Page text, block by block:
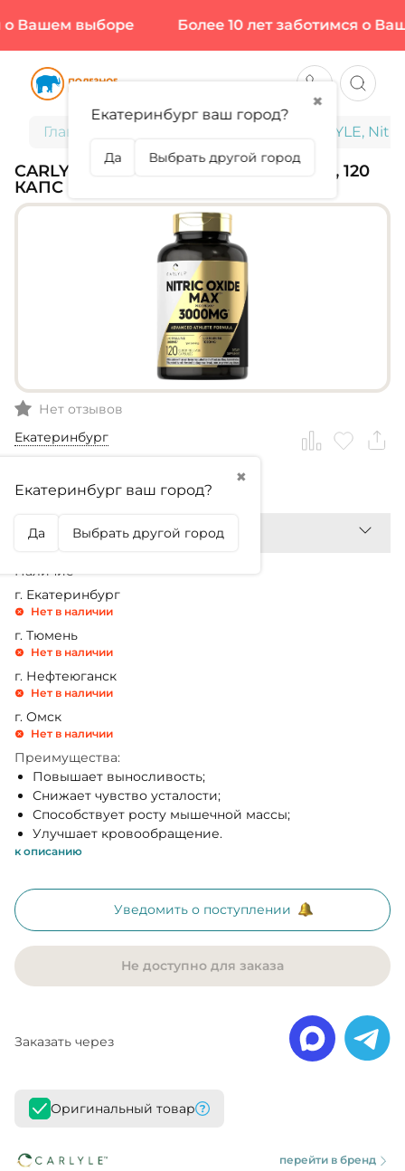
Вашем выборе Более 10 лет заботимся о
Главная CARLYLE,
CARLYLE, NITRIC OXIDE MAX 3000 MG, 120
КАПС (30 ПОРЦИЙ)
Нет отзывов
Екатеринбург
✖
Екатеринбург ваш город?
Да Выбрать другой город
2 490,99₽
Наличие
г. Екатеринбург
Нет в наличии
г. Тюмень
Нет в наличии
г. Нефтеюганск
Нет в наличии
г. Омск
Нет в наличии
Преимущества:
Повышает выносливость;
Снижает чувство усталости;
Способствует росту мышечной массы;
Улучшает кровообращение.
к описанию
Уведомить о поступлении
Не доступно для заказа
Заказать через
Оригинальный товар
перейти в бренд
✖
Екатеринбург ваш город?
Да Выбрать другой город